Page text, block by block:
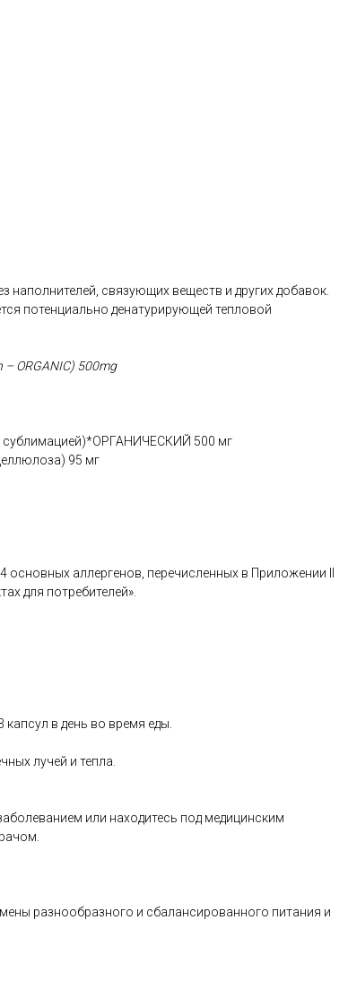
связующих веществ и других добавок.
потенциально денатурирующей тепловой
– ORGANIC) 500mg
сублимацией)*ОРГАНИЧЕСКИЙ 500 мг
95 мг
основных аллергенов, перечисленных в Приложении II
для потребителей».
в день во время еды.
лучей и тепла.
или находитесь под медицинским
разнообразного и сбалансированного питания и